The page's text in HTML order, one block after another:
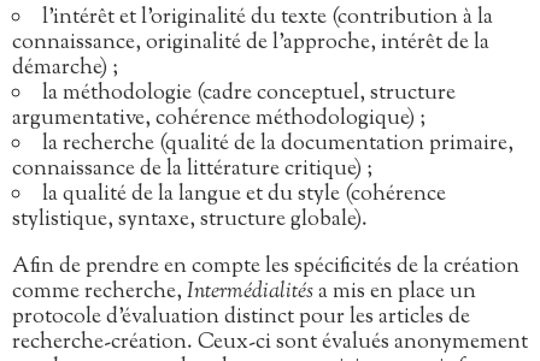
l’intérêt et l’originalité du texte (contribution à la
connaissance, originalité de l’approche, intérêt de la
démarche) ;
la méthodologie (cadre conceptuel, structure
argumentative, cohérence méthodologique) ;
la recherche (qualité de la documentation primaire,
connaissance de la littérature critique) ;
la qualité de la langue et du style (cohérence
stylistique, syntaxe, structure globale).
Afin de prendre en compte les spécificités de la création
comme recherche,Intermédialitésa mis en place un
protocole d’évaluation distinct pour les articles de
recherche-création. Ceux-ci sont évalués anonymement